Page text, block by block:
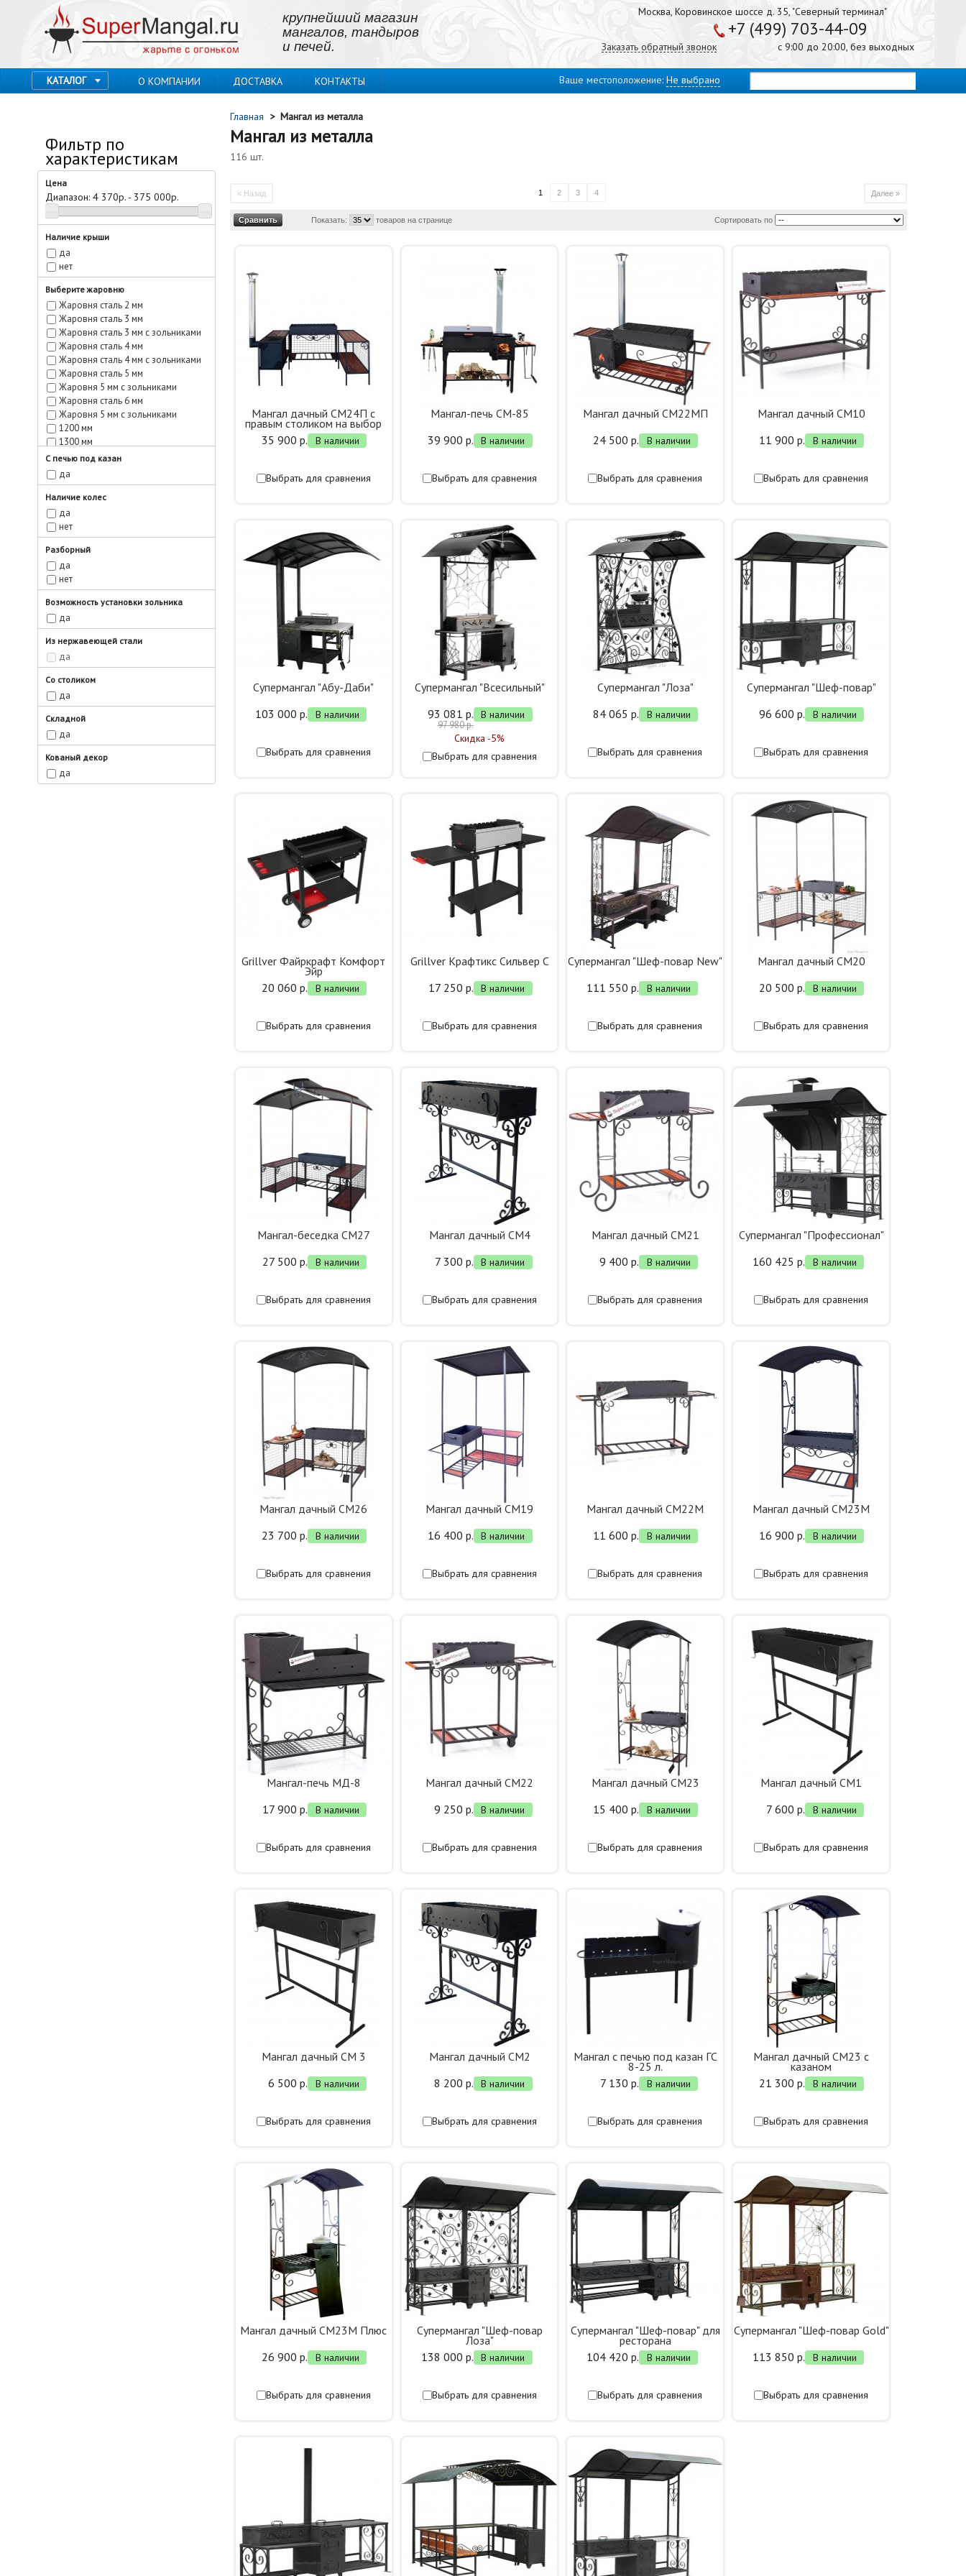
крупнейший магазин
мангалов, тандыров
и печей.
+7 (499) 703-44-09
Москва, Коровинское шоссе д. 35, "Северный терминал"
с 9:00 до 20:00, без выходных
Заказать обратный звонок
КАТАЛОГ О КОМПАНИИ ДОСТАВКА КОНТАКТЫ Ваше местоположение: Не выбрано
Фильтр по
характеристикам
Цена
Диапазон: 4 370р. - 375 000р.
Наличие крыши
да
нет
Выберите жаровню
Жаровня сталь 2 мм
Жаровня сталь 3 мм
Жаровня сталь 3 мм с зольниками
Жаровня сталь 4 мм
Жаровня сталь 4 мм с зольниками
Жаровня сталь 5 мм
Жаровня 5 мм с зольниками
Жаровня сталь 6 мм
Жаровня 5 мм с зольниками
1200 мм
1300 мм
1400 мм
Жаровня 4 мм 900 х 370 х 220
Жаровня 6 мм 900 х 370 х 220
Жаровня 4 мм 1200 х 370 х 220
Жаровня 6 мм 1200 х 370 х 220
С печью под казан
да
Наличие колес
да
нет
Разборный
да
нет
Возможность установки зольника
да
Из нержавеющей стали
да
Со столиком
да
Складной
да
Кованый декор
да
Главная > Мангал из металла
Мангал из металла
116 шт.
« Назад 1 2 3 4 Далее »
Сортировать по
Показать: товаров на странице
Мангал дачный СМ24П с
правым столиком на выбор
35 900 р.
В наличии
Выбрать для сравнения
Мангал-печь СМ-85
39 900 р.
В наличии
Выбрать для сравнения
Мангал дачный СМ22МП
24 500 р.
В наличии
Выбрать для сравнения
Мангал дачный СМ10
11 900 р.
В наличии
Выбрать для сравнения
Супермангал "Абу-Даби"
103 000 р.
В наличии
Выбрать для сравнения
Супермангал "Всесильный"
93 081 р.
97 980 р.
В наличии
Скидка -5%
Выбрать для сравнения
Супермангал "Лоза"
84 065 р.
В наличии
Выбрать для сравнения
Супермангал "Шеф-повар"
96 600 р.
В наличии
Выбрать для сравнения
Grillver Файркрафт Комфорт
Эйр
20 060 р.
В наличии
Выбрать для сравнения
Grillver Крафтикс Сильвер С
17 250 р.
В наличии
Выбрать для сравнения
Супермангал "Шеф-повар New"
111 550 р.
В наличии
Выбрать для сравнения
Мангал дачный СМ20
20 500 р.
В наличии
Выбрать для сравнения
Мангал-беседка СМ27
27 500 р.
В наличии
Выбрать для сравнения
Мангал дачный СМ4
7 300 р.
В наличии
Выбрать для сравнения
Мангал дачный СМ21
9 400 р.
В наличии
Выбрать для сравнения
Супермангал "Профессионал"
160 425 р.
В наличии
Выбрать для сравнения
Мангал дачный СМ26
23 700 р.
В наличии
Выбрать для сравнения
Мангал дачный СМ19
16 400 р.
В наличии
Выбрать для сравнения
Мангал дачный СМ22М
11 600 р.
В наличии
Выбрать для сравнения
Мангал дачный СМ23М
16 900 р.
В наличии
Выбрать для сравнения
Мангал-печь МД-8
17 900 р.
В наличии
Выбрать для сравнения
Мангал дачный СМ22
9 250 р.
В наличии
Выбрать для сравнения
Мангал дачный СМ23
15 400 р.
В наличии
Выбрать для сравнения
Мангал дачный СМ1
7 600 р.
В наличии
Выбрать для сравнения
Мангал дачный СМ 3
6 500 р.
В наличии
Выбрать для сравнения
Мангал дачный СМ2
8 200 р.
В наличии
Выбрать для сравнения
Мангал с печью под казан ГС
8-25 л.
7 130 р.
В наличии
Выбрать для сравнения
Мангал дачный СМ23 с
казаном
21 300 р.
В наличии
Выбрать для сравнения
Мангал дачный СМ23М Плюс
26 900 р.
В наличии
Выбрать для сравнения
Супермангал "Шеф-повар
Лоза"
138 000 р.
В наличии
Выбрать для сравнения
Супермангал "Шеф-повар" для
ресторана
104 420 р.
В наличии
Выбрать для сравнения
Супермангал "Шеф-повар Gold"
113 850 р.
В наличии
Выбрать для сравнения